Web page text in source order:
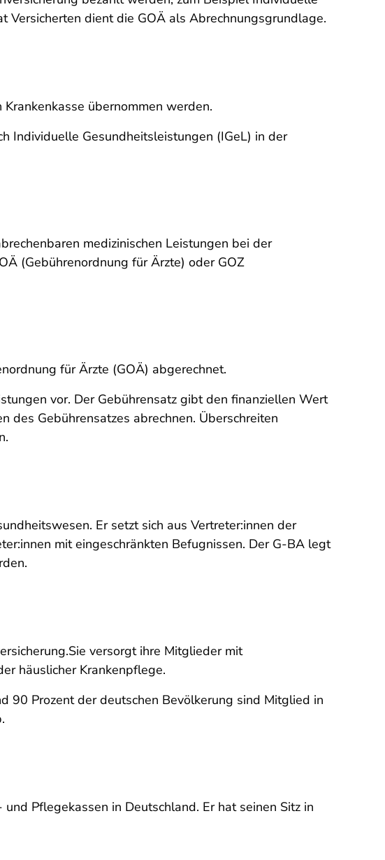
Versicherten dient die GOÄ als Abrechnungsgrundlage.
übernommen werden.
Individuelle Gesundheitsleistungen (IGeL) in der
medizinischen Leistungen bei der
(Gebührenordnung für Ärzte) oder GOZ
für Ärzte (GOÄ) abgerechnet.
vor. Der Gebührensatz gibt den finanziellen Wert
des Gebührensatzes abrechnen. Überschreiten
Er setzt sich aus Vertreter:innen der
mit eingeschränkten Befugnissen. Der G-BA legt
versorgt ihre Mitglieder mit
häuslicher Krankenpflege.
90 Prozent der deutschen Bevölkerung sind Mitglied in
Pflegekassen in Deutschland. Er hat seinen Sitz in